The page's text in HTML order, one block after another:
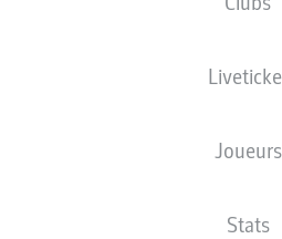
Joueurs
Stats